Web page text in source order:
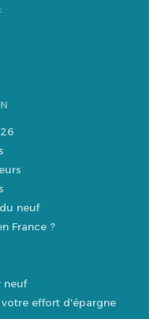
neuf
France ?
neuf
effort d'épargne